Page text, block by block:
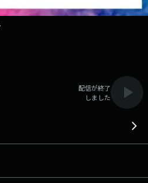
配信が終了
しました